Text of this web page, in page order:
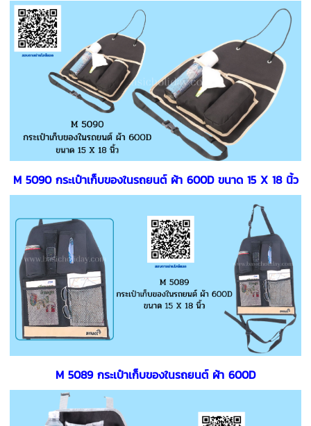
M 5090 กระเป๋าเก็บของในรถยนต์ ผ้า 600D ขนาด 15 X 18 นิ้ว
M 5089 กระเป๋าเก็บของในรถยนต์ ผ้า 600D